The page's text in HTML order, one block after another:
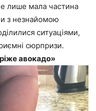
лише мала частина
з незнайомою
ситуаціями,
сюрпризи.
авокадо»